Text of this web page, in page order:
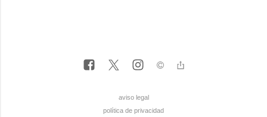
aviso legal
política de privacidad